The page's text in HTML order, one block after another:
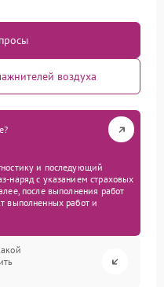
воздуха
и последующий
наряд с указанием страховых
после выполнения работ
выполненных работ и